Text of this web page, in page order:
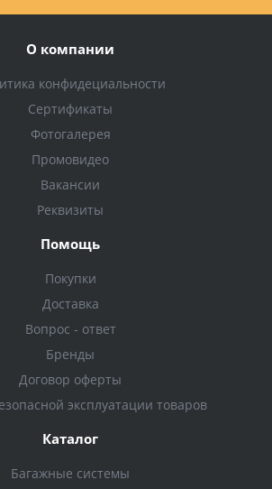
О компании
конфидециальности
Сертификаты
Фотогалерея
Промовидео
Вакансии
Реквизиты
Помощь
Покупки
Доставка
Вопрос - ответ
Бренды
Договор оферты
эксплуатации товаров
Каталог
Багажные системы